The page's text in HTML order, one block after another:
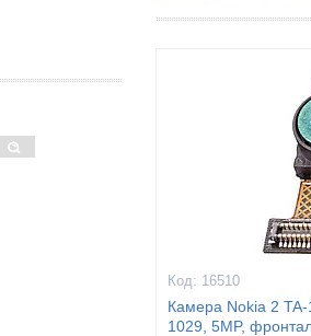
16510
Камера Nokia 2
1029, 5MP,